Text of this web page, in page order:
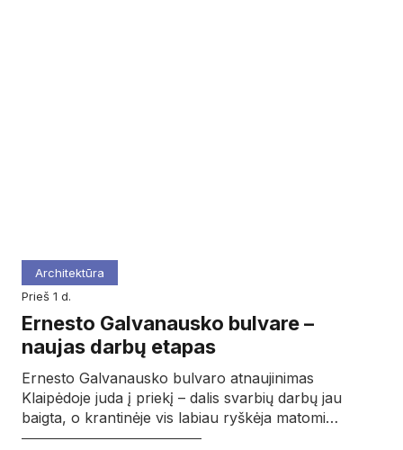
Architektūra
prieš 1 d.
Ernesto Galvanausko bulvare –
naujas darbų etapas
Ernesto Galvanausko bulvaro atnaujinimas
Klaipėdoje juda į priekį – dalis svarbių darbų jau
baigta, o krantinėje vis labiau ryškėja matomi…